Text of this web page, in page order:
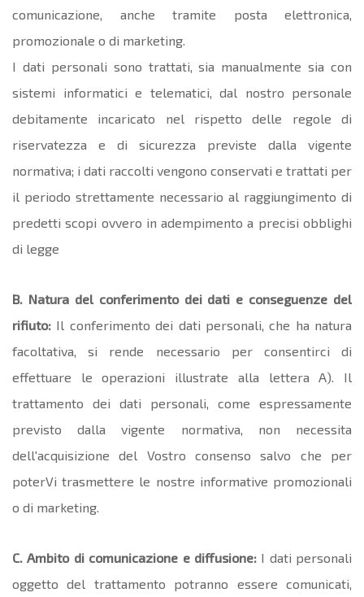
comunicazione, anche tramite posta elettronica,
promozionale o di marketing.
I dati personali sono trattati, sia manualmente sia con
sistemi informatici e telematici, dal nostro personale
debitamente incaricato nel rispetto delle regole di
riservatezza e di sicurezza previste dalla vigente
normativa; i dati raccolti vengono conservati e trattati per
il periodo strettamente necessario al raggiungimento di
predetti scopi ovvero in adempimento a precisi obblighi
di legge
B. Natura del conferimento dei dati e conseguenze del
rifiuto: Il conferimento dei dati personali, che ha natura
facoltativa, si rende necessario per consentirci di
effettuare le operazioni illustrate alla lettera A). Il
trattamento dei dati personali, come espressamente
previsto dalla vigente normativa, non necessita
dell'acquisizione del Vostro consenso salvo che per
poterVi trasmettere le nostre informative promozionali
o di marketing.
C. Ambito di comunicazione e diffusione:I dati personali
oggetto del trattamento potranno essere comunicati,